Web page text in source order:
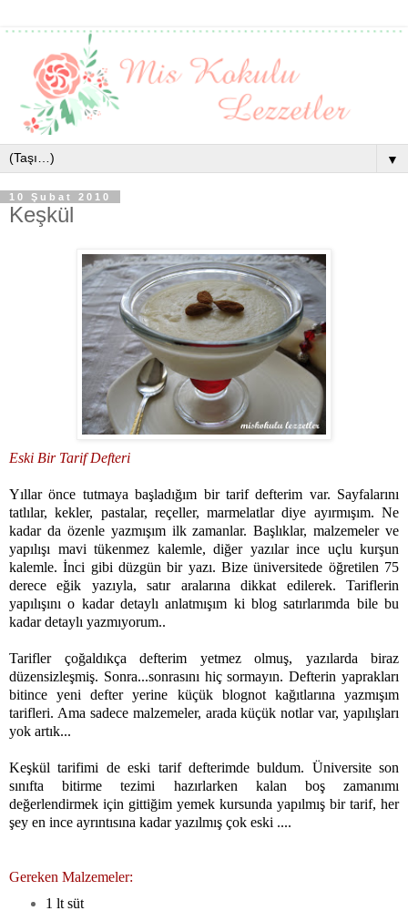
▼
10 Şubat 2010
Keşkül
Eski Bir Tarif Defteri
Yıllar önce tutmaya başladığım bir tarif defterim var. Sayfalarını
tatlılar, kekler, pastalar, reçeller, marmelatlar diye ayırmışım. Ne
kadar da özenle yazmışım ilk zamanlar. Başlıklar, malzemeler ve
yapılışı mavi tükenmez kalemle, diğer yazılar ince uçlu kurşun
kalemle. İnci gibi düzgün bir yazı. Bize üniversitede öğretilen 75
derece eğik yazıyla, satır aralarına dikkat edilerek. Tariflerin
yapılışını o kadar detaylı anlatmışım ki blog satırlarımda bile bu
kadar detaylı yazmıyorum..
Tarifler çoğaldıkça defterim yetmez olmuş, yazılarda biraz
düzensizleşmiş. Sonra...sonrasını hiç sormayın. Defterin yaprakları
bitince yeni defter yerine küçük blognot kağıtlarına yazmışım
tarifleri. Ama sadece malzemeler, arada küçük notlar var, yapılışları
yok artık...
Keşkül tarifimi de eski tarif defterimde buldum. Üniversite son
sınıfta bitirme tezimi hazırlarken kalan boş zamanımı
değerlendirmek için gittiğim yemek kursunda yapılmış bir tarif, her
şey en ince ayrıntısına kadar yazılmış çok eski ....
Gereken Malzemeler:
1 lt süt